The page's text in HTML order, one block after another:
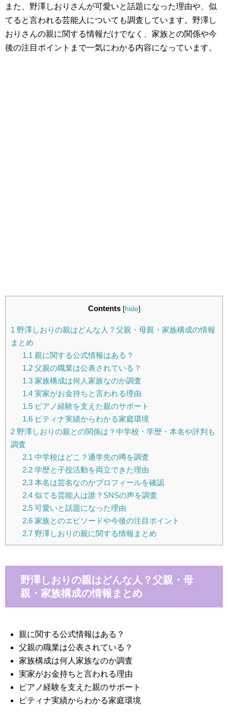
また、野澤しおりさんが可愛いと話題になった理由や、似
てると言われる芸能人についても調査しています。野澤し
おりさんの親に関する情報だけでなく、家族との関係や今
後の注目ポイントまで一気にわかる内容になっています。
Contents [hide]
1 野澤しおりの親はどんな人？父親・母親・家族構成の情報
まとめ
1.1 親に関する公式情報はある？
1.2父親の職業は公表されている？
1.3家族構成は何人家族なのか調査
1.4実家がお金持ちと言われる理由
1.5ピアノ経験を支えた親のサポート
1.6ピティナ実績からわかる家庭環境
2 野澤しおりの親との関係は？中学校・学歴・本名や評判も
調査
2.1 中学校はどこ？通学先の噂を調査
2.2学歴と子役活動を両立できた理由
2.3本名は芸名なのかプロフィールを確認
2.4似てる芸能人は誰？SNSの声を調査
2.5可愛いと話題になった理由
2.6家族とのエピソードや今後の注目ポイント
2.7野澤しおりの親に関する情報まとめ
野澤しおりの親はどんな人？父親・母
親・家族構成の情報まとめ
親に関する公式情報はある？
父親の職業は公表されている？
家族構成は何人家族なのか調査
実家がお金持ちと言われる理由
ピアノ経験を支えた親のサポート
ピティナ実績からわかる家庭環境